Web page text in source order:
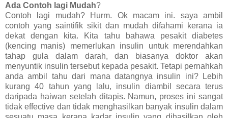
Ada Contoh lagi Mudah?
Contoh lagi mudah? Hurm. Ok macam ini. saya ambil
contoh yang saintifik sikit dan mudah difahami kerana ia
dekat dengan kita. Kita tahu bahawa pesakit diabetes
(kencing manis) memerlukan insulin untuk merendahkan
tahap gula dalam darah, dan biasanya doktor akan
menyuntik insulin tersebut kepada pesakit. Tetapi pernahkah
anda ambil tahu dari mana datangnya insulin ini? Lebih
kurang 40 tahun yang lalu, insulin diambil secara terus
daripada haiwan setelah ditapis. Namun, proses ini sangat
tidak effective dan tidak menghasilkan banyak insulin dalam